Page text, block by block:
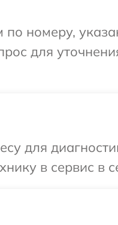
номеру,
для
для
в сервис в